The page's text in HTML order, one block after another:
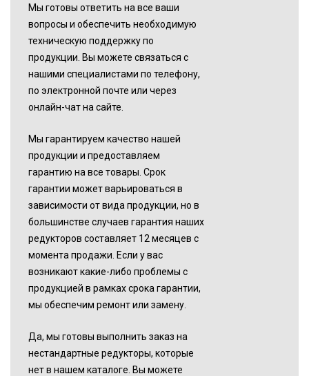
Мы готовы ответить на все ваши
вопросы и обеспечить необходимую
техническую поддержку по
продукции. Вы можете связаться с
нашими специалистами по телефону,
по электронной почте или через
онлайн-чат на сайте.
Мы гарантируем качество нашей
продукции и предоставляем
гарантию на все товары. Срок
гарантии может варьироваться в
зависимости от вида продукции, но в
большинстве случаев гарантия наших
редукторов составляет 12 месяцев с
момента продажи. Если у вас
возникают какие-либо проблемы с
продукцией в рамках срока гарантии,
мы обеспечим ремонт или замену.
Да, мы готовы выполнить заказ на
нестандартные редукторы, которые
нет в нашем каталоге. Вы можете